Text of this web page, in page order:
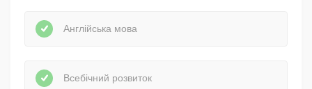
Англійська мова
Всебічний розвиток